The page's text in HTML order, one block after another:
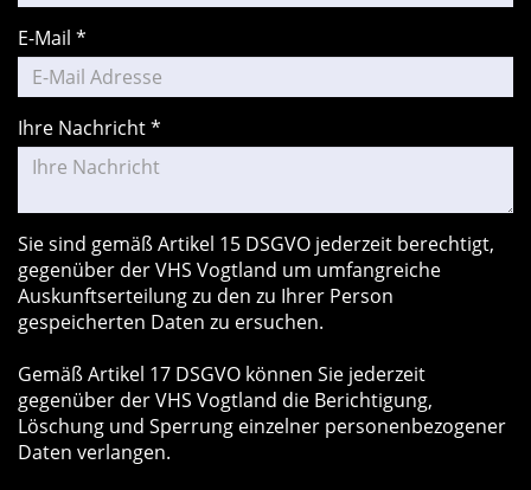
E-Mail *
Ihre Nachricht*
Sie sind gemäß Artikel 15 DSGVO jederzeit berechtigt,
gegenüber der VHS Vogtland um umfangreiche
Auskunftserteilung zu den zu Ihrer Person
gespeicherten Daten zu ersuchen.
Gemäß Artikel 17 DSGVO können Sie jederzeit
gegenüber der VHS Vogtland die Berichtigung,
Löschung und Sperrung einzelner personenbezogener
Daten verlangen.